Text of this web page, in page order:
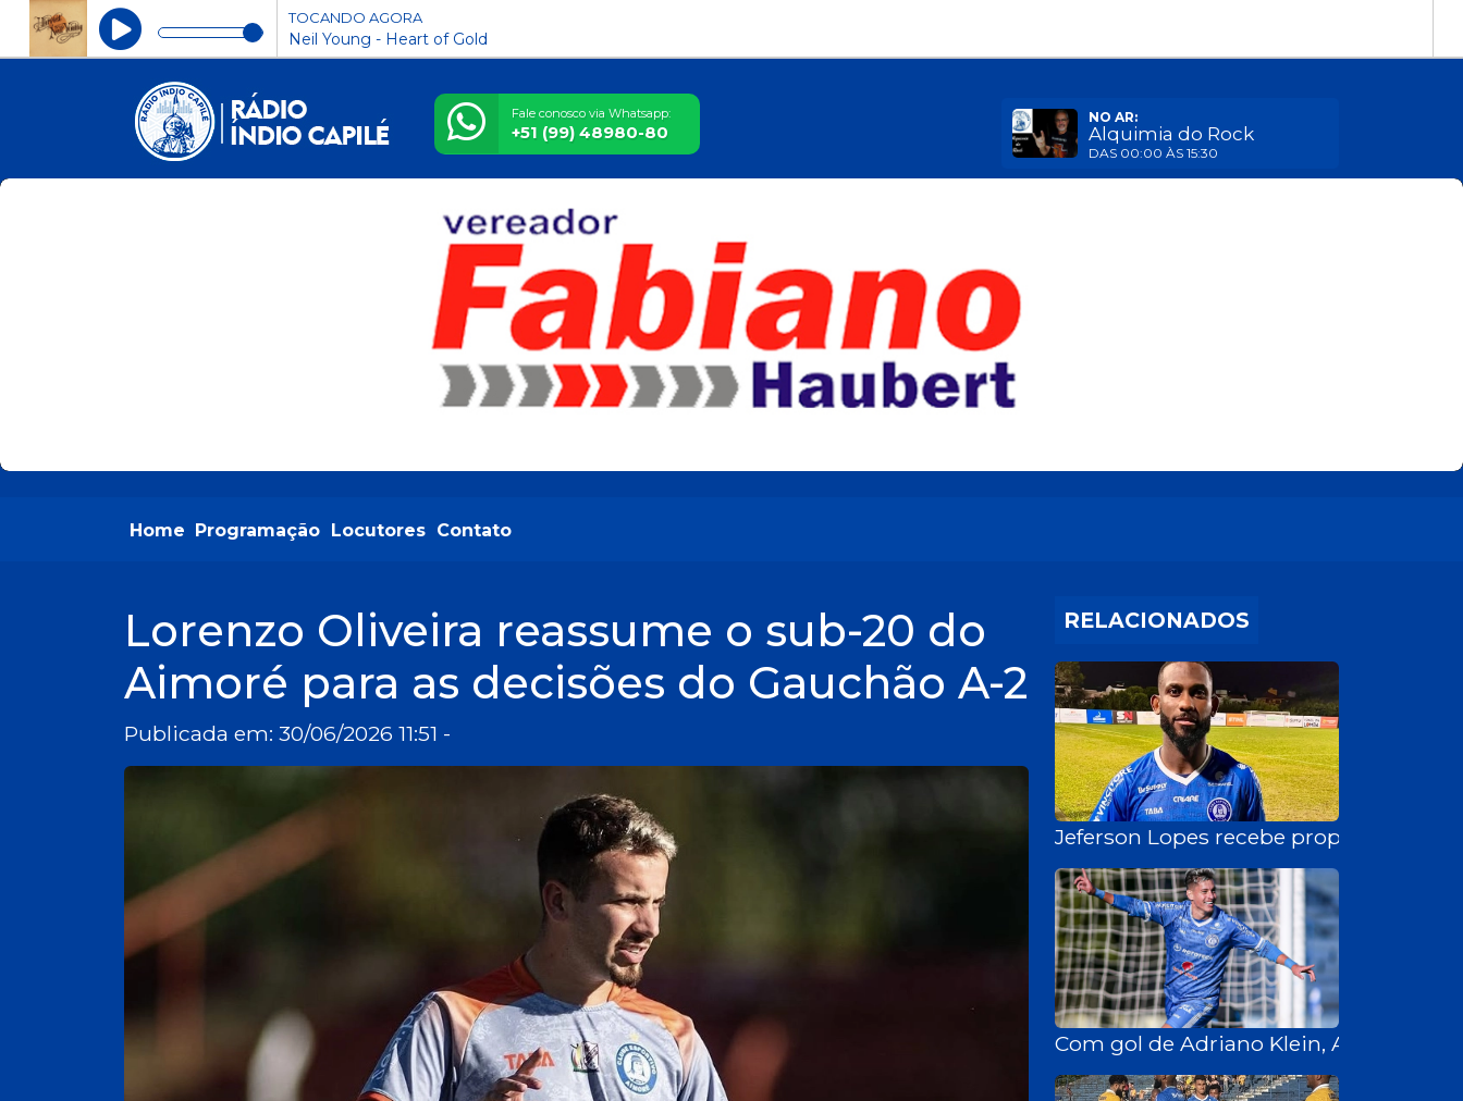
TOCANDO AGORA
Neil Young - Heart of Gold
Fale conosco via Whatsapp:
+51 (99) 48980-80
NO AR:
Alquimia do Rock
DAS 00:00 ÀS 15:30
Home Programação Locutores Contato
Lorenzo Oliveira reassume o sub-20 do
Aimoré para as decisões do Gauchão A-2
Publicada em: 30/06/2026 11:51 -
RELACIONADOS
Jeferson Lopes recebe propostas do
Com gol de Adriano Klein, Aimoré